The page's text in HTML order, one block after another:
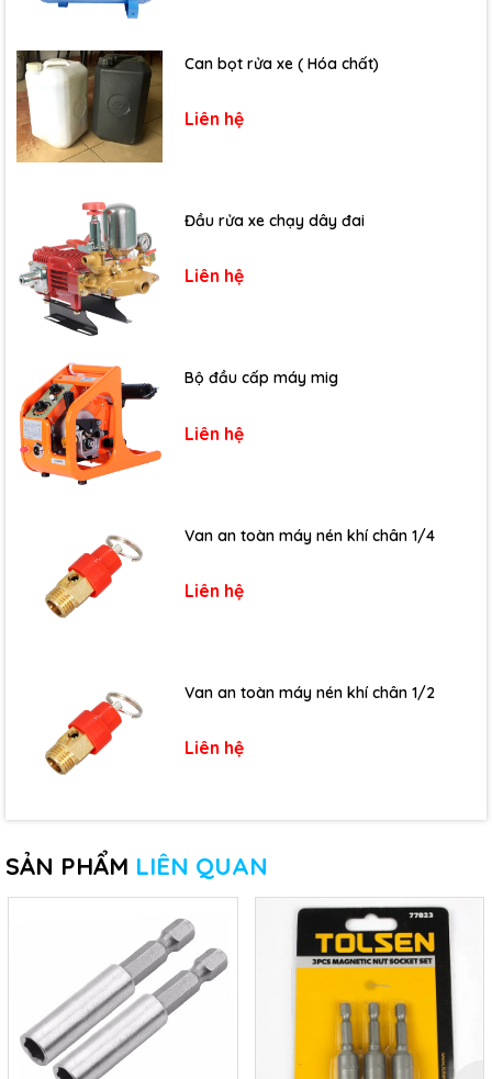
Can bọt rửa xe ( Hóa chất)
Liên hệ
Đầu rửa xe chạy dây đai
Liên hệ
Bộ đầu cấp máy mig
Liên hệ
Van an toàn máy nén khí chân 1/4
Liên hệ
Van an toàn máy nén khí chân 1/2
Liên hệ
SẢN PHẨM LIÊN QUAN